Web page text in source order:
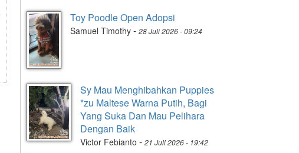
Toy Poodle Open Adopsi
Samuel Timothy - 28 Juli 2026 - 09:24
Sy Mau Menghibahkan Puppies
*zu Maltese Warna Putih, Bagi
Yang Suka Dan Mau Pelihara
Dengan Baik
Victor Febianto - 21 Juli 2026 - 19:42